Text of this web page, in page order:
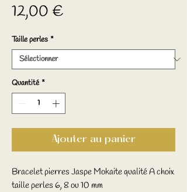
12,00 €
Taille perles *
Quantité *
Ajouter au panier
Bracelet pierres Jaspe Mokaite qualité A choix
taille perles 6, 8 ou 10 mm